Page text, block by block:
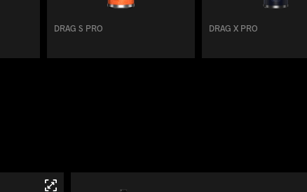
DRAG S PRO DRAG X PRO